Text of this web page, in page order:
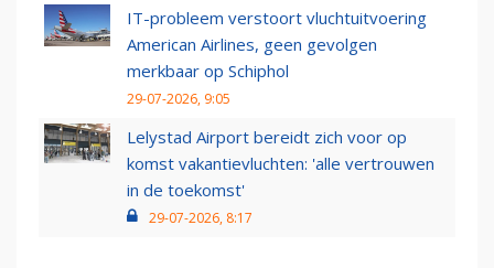
IT-probleem verstoort vluchtuitvoering
American Airlines, geen gevolgen
merkbaar op Schiphol
29-07-2026, 9:05
Lelystad Airport bereidt zich voor op
komst vakantievluchten: 'alle vertrouwen
in de toekomst'
29-07-2026, 8:17